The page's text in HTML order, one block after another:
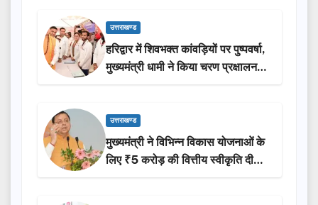
उत्तराखण्ड
हरिद्वार में शिवभक्त कांवड़ियों पर पुष्पवर्षा,
मुख्यमंत्री धामी ने किया चरण प्रक्षालन…
उत्तराखण्ड
मुख्यमंत्री ने विभिन्न विकास योजनाओं के
लिए ₹5 करोड़ की वित्तीय स्वीकृति दी…